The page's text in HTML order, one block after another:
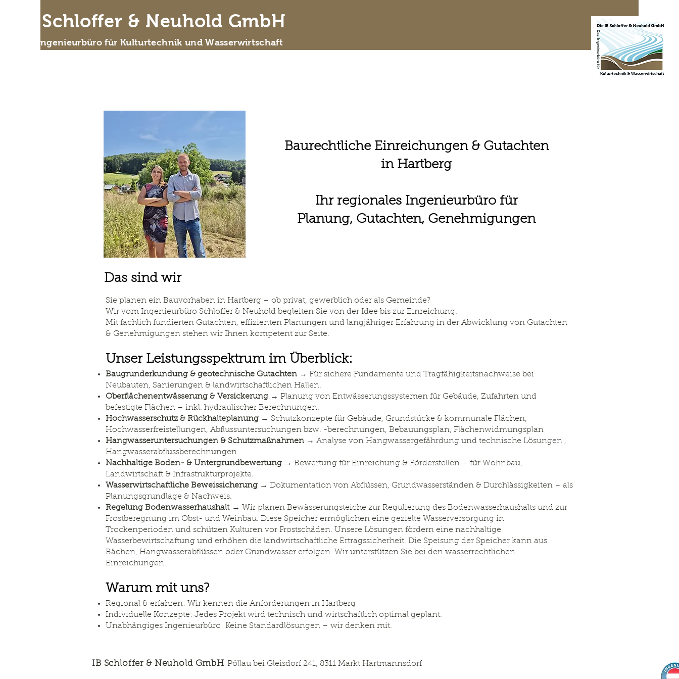
IB Schloffer & Neuhold GmbH
Das Ingenieurbüro für Kulturtechnik und Wasserwirtschaft
Baurechtliche Einreichungen & Gutachten
in Hartberg
Ihr regionales Ingenieurbüro für
Planung, Gutachten, Genehmigungen
Das sind wir
Sie planen ein Bauvorhaben in Hartberg – ob privat, gewerblich oder als Gemeinde?
Wir vom Ingenieurbüro Schloffer & Neuhold begleiten Sie von der Idee bis zur Einreichung.
Mit fachlich fundierten Gutachten, effizienten Planungen und langjähriger Erfahrung in der Abwicklung von Gutachten
& Genehmigungen stehen wir Ihnen kompetent zur Seite.
Unser Leistungsspektrum im Überblick:
Baugrunderkundung & geotechnische Gutachten → Für sichere Fundamente und Tragfähigkeitsnachweise bei
Neubauten, Sanierungen & landwirtschaftlichen Hallen.
Oberflächenentwässerung & Versickerung → Planung von Entwässerungssystemen für Gebäude, Zufahrten und
befestigte Flächen – inkl. hydraulischer Berechnungen.
Hochwasserschutz & Rückhalteplanung → Schutzkonzepte für Gebäude, Grundstücke & kommunale Flächen,
Hochwasserfreistellungen, Abflussuntersuchungen bzw. -berechnungen, Bebauungsplan, Flächenwidmungsplan
Hangwasseruntersuchungen & Schutzmaßnahmen → Analyse von Hangwassergefährdung und technische Lösungen ,
Hangwasserabflussberechnungen
Nachhaltige Boden- & Untergrundbewertung → Bewertung für Einreichung & Förderstellen – für Wohnbau,
Landwirtschaft & Infrastrukturprojekte.
Wasserwirtschaftliche Beweissicherung → Dokumentation von Abflüssen, Grundwasserständen & Durchlässigkeiten – als
Planungsgrundlage & Nachweis.
Regelung Bodenwasserhaushalt → Wir planen Bewässerungsteiche zur Regulierung des Bodenwasserhaushalts und zur
Frostberegnung im Obst- und Weinbau. Diese Speicher ermöglichen eine gezielte Wasserversorgung in
Trockenperioden und schützen Kulturen vor Frostschäden. Unsere Lösungen fördern eine nachhaltige
Wasserbewirtschaftung und erhöhen die landwirtschaftliche Ertragssicherheit. Die Speisung der Speicher kann aus
Bächen, Hangwasserabflüssen oder Grundwasser erfolgen. Wir unterstützen Sie bei den wasserrechtlichen
Einreichungen.
Warum mit uns?
Regional & erfahren: Wir kennen die Anforderungen in Hartberg
Individuelle Konzepte: Jedes Projekt wird technisch und wirtschaftlich optimal geplant.
Unabhängiges Ingenieurbüro: Keine Standardlösungen – wir denken mit.
IB Schloffer & Neuhold GmbH Pöllau bei Gleisdorf 241, 8311 Markt Hartmannsdorf